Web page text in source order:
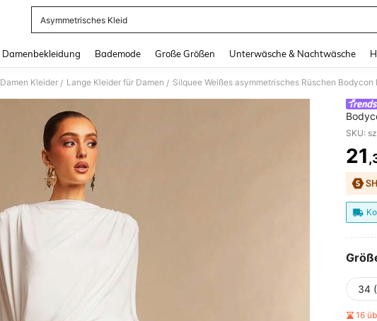
Asymmetrisches Kleid
Damenbekleidung Bademode Große Größen Unterwäsche & Nachtwäsche
Damen Kleider / Lange Kleider für Damen /
Party,
SKU:
21
34
16